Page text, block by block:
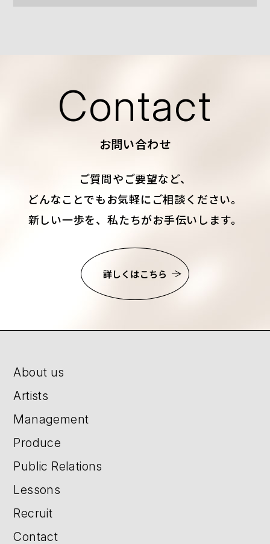
Contact
お問い合わせ
ご質問やご要望など、
どんなことでもお気軽にご相談ください。
新しい一歩を、私たちがお手伝いします。
詳しくはこちら
About us
Artists
Management
Produce
Public Relations
Lessons
Recruit
Contact